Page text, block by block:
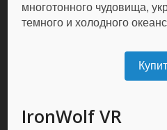
многотонного чудовища,
темного и холодного
IronWolf VR